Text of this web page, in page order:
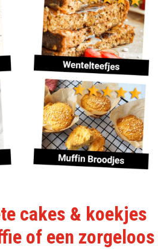
cakes & koekjes
of een zorgeloos